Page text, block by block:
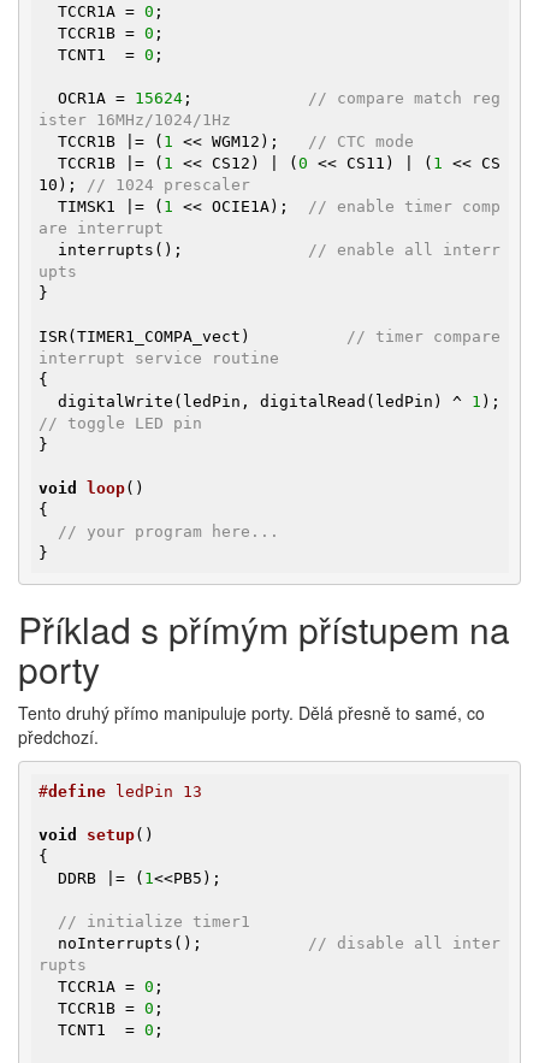
  TCCR1A =
0 ;
  TCCR1B =
0 ;
  TCNT1  =
0 ;
  OCR1A =
15624 ; // compare match reg
ister 16MHz/1024/1Hz
  TCCR1B |= (
1 << WGM12); // CTC mode
  TCCR1B |= (
1 << CS12) | ( 0 << CS11) | ( 1 << CS
10); // 1024 prescaler
  TIMSK1 |= (
1 << OCIE1A); // enable timer comp
are interrupt
  interrupts();
// enable all interr
upts
}
ISR(TIMER1_COMPA_vect) // timer compare
interrupt service routine
{
  digitalWrite(ledPin, digitalRead(ledPin) ^
1
// toggle LED pin
}
void loop()
{
// your program here...
}
Příklad s přímým přístupem na
porty
Tento druhý přímo manipuluje porty. Dělá přesně to samé, co
předchozí.
#define ledPin 13
void setup()
{
  DDRB |= (
1<<PB5);
// initialize timer1
  noInterrupts();
// disable all inter
rupts
  TCCR1A =
0 ;
  TCCR1B =
0 ;
  TCNT1  =
0 ;